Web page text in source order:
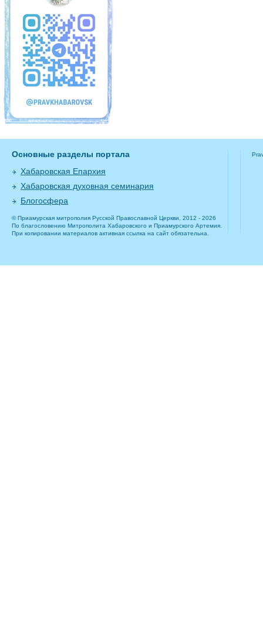
Основные разделы портала
Хабаровская Епархия
Хабаровская духовная семинария
Блогосфера
© Приамурская митрополия Русской Православной Церкви, 2012 - 2026
По благословению Митрополита Хабаровского и Приамурского Артемия.
При копировании материалов активная ссылка на сайт обязательна.